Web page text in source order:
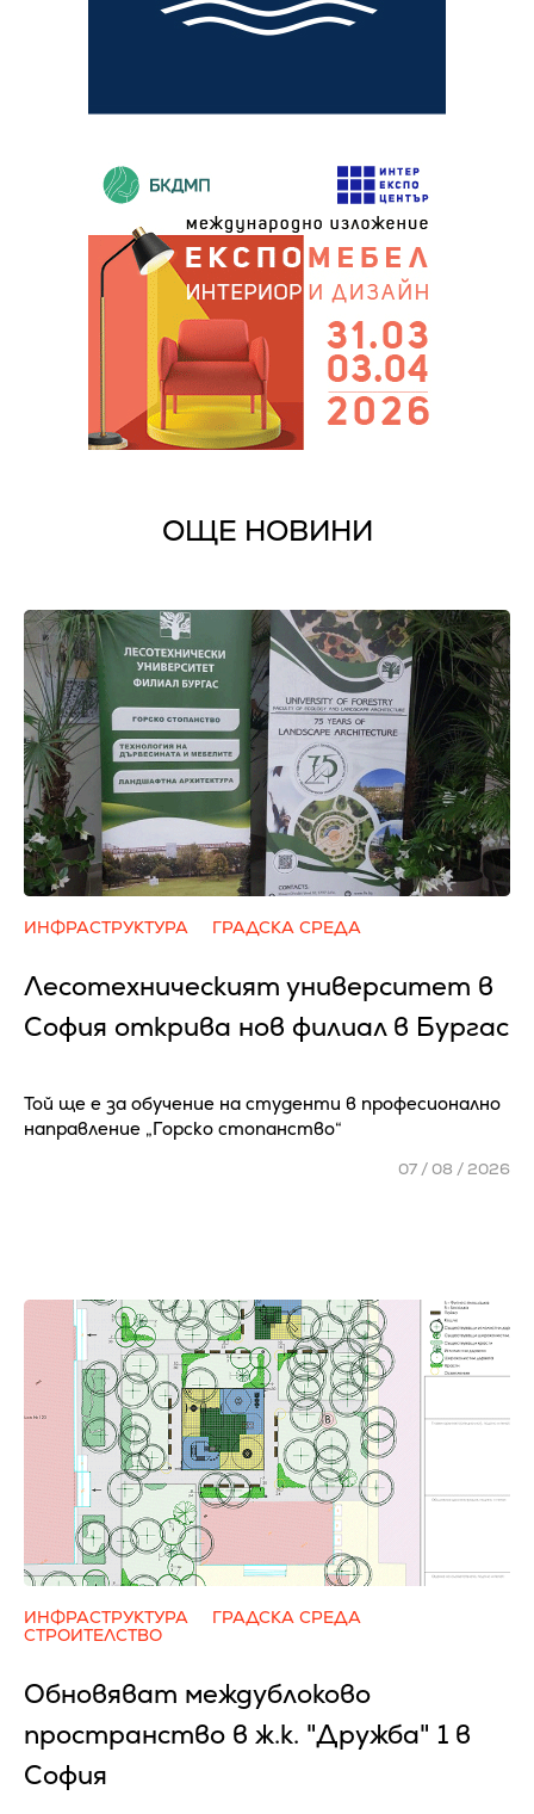
ОЩЕ НОВИНИ
ИНФРАСТРУКТУРА ГРАДСКА СРЕДА
Лесотехническият университет в
София открива нов филиал в Бургас
Той ще е за обучение на студенти в професионално
направление „Горско стопанство“
07 / 08 / 2026
ИНФРАСТРУКТУРА
ГРАДСКА СРЕДА
СТРОИТЕЛСТВО
Обновяват междублоково
пространство в ж.к. "Дружба" 1 в
София